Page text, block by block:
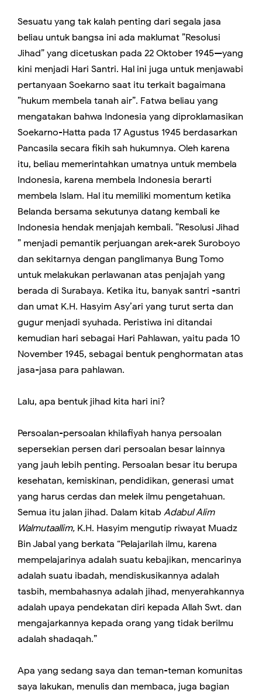
Sesuatu yang tak kalah penting dari segala jasa
beliau untuk bangsa ini ada maklumat ”Resolusi
Jihad” yang dicetuskan pada 22 Oktober 1945—yang
kini menjadi Hari Santri. Hal ini juga untuk menjawabi
pertanyaan Soekarno saat itu terkait bagaimana
”hukum membela tanah air”. Fatwa beliau yang
mengatakan bahwa Indonesia yang diproklamasikan
Soekarno-Hatta pada 17 Agustus 1945 berdasarkan
Pancasila secara fikih sah hukumnya. Oleh karena
itu, beliau memerintahkan umatnya untuk membela
Indonesia, karena membela Indonesia berarti
membela Islam. Hal itu memiliki momentum ketika
Belanda bersama sekutunya datang kembali ke
Indonesia hendak menjajah kembali. ”Resolusi Jihad
” menjadi pemantik perjuangan arek-arek Suroboyo
dan sekitarnya dengan panglimanya Bung Tomo
untuk melakukan perlawanan atas penjajah yang
berada di Surabaya. Ketika itu, banyak santri -santri
dan umat K.H. Hasyim Asy’ari yang turut serta dan
gugur menjadi syuhada. Peristiwa ini ditandai
kemudian hari sebagai Hari Pahlawan, yaitu pada 10
November 1945, sebagai bentuk penghormatan atas
jasa-jasa para pahlawan.
Lalu, apa bentuk jihad kita hari ini?
Persoalan-persoalan khilafiyah hanya persoalan
sepersekian persen dari persoalan besar lainnya
yang jauh lebih penting. Persoalan besar itu berupa
kesehatan, kemiskinan, pendidikan, generasi umat
yang harus cerdas dan melek ilmu pengetahuan.
Semua itu jalan jihad. Dalam kitab Adabul Alim
Walmutaallim, K.H. Hasyim mengutip riwayat Muadz
Bin Jabal yang berkata “Pelajarilah ilmu, karena
mempelajarinya adalah suatu kebajikan, mencarinya
adalah suatu ibadah, mendiskusikannya adalah
tasbih, membahasnya adalah jihad, menyerahkannya
adalah upaya pendekatan diri kepada Allah Swt. dan
mengajarkannya kepada orang yang tidak berilmu
adalah shadaqah.”
Apa yang sedang saya dan teman-teman komunitas
saya lakukan, menulis dan membaca, juga bagian